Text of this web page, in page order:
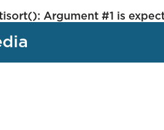
Argument #1 is